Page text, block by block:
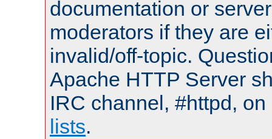
documentation or
moderators if they are
invalid/off-topic.
Apache HTTP Server
IRC channel, #httpd,
lists.